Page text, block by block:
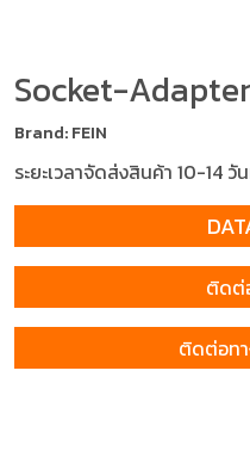
Socket-
Brand: FEIN
ระยะเวลาจัดส่งสินค้า 10-14 วั
ติดต่
ติดต่อทา